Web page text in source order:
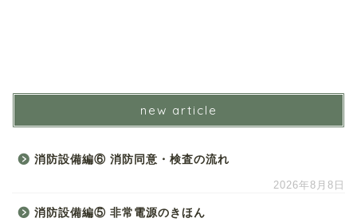
new article
消防設備編⑥ 消防同意・検査の流れ
2026年8月8日
消防設備編⑤ 非常電源のきほん